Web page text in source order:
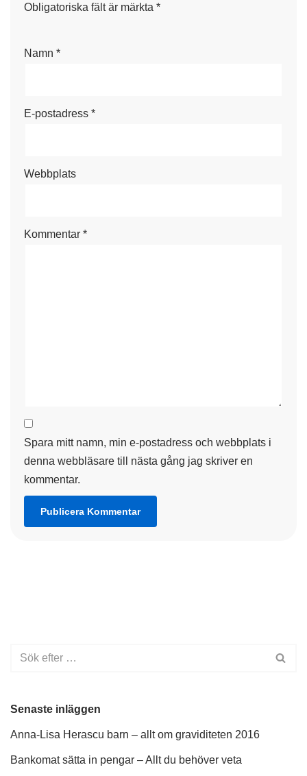
Obligatoriska fält är märkta *
Namn *
E-postadress *
Webbplats
Kommentar *
Spara mitt namn, min e-postadress och webbplats i
denna webbläsare till nästa gång jag skriver en
kommentar.
Senaste inläggen
Anna-Lisa Herascu barn – allt om graviditeten 2016
Bankomat sätta in pengar – Allt du behöver veta